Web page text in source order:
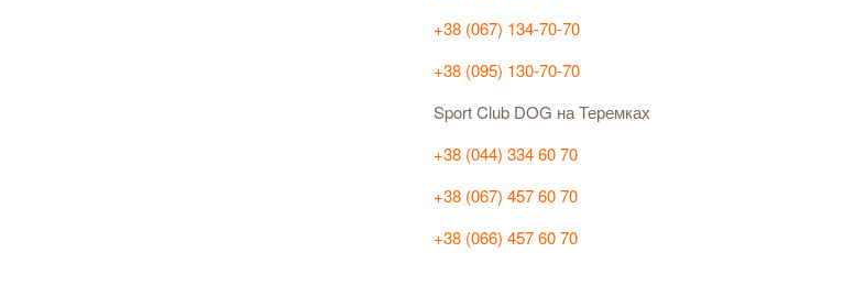
+38 (067) 134-70-70
+38 (095) 130-70-70
Sport Club DOG на Теремках
+38 (044) 334 60 70
+38 (067) 457 60 70
+38 (066) 457 60 70